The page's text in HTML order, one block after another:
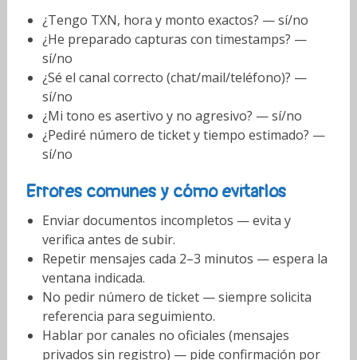
¿Tengo TXN, hora y monto exactos? — sí/no
¿He preparado capturas con timestamps? —
sí/no
¿Sé el canal correcto (chat/mail/teléfono)? —
sí/no
¿Mi tono es asertivo y no agresivo? — sí/no
¿Pediré número de ticket y tiempo estimado? —
sí/no
Errores comunes y cómo evitarlos
Enviar documentos incompletos — evita y
verifica antes de subir.
Repetir mensajes cada 2–3 minutos — espera la
ventana indicada.
No pedir número de ticket — siempre solicita
referencia para seguimiento.
Hablar por canales no oficiales (mensajes
privados sin registro) — pide confirmación por